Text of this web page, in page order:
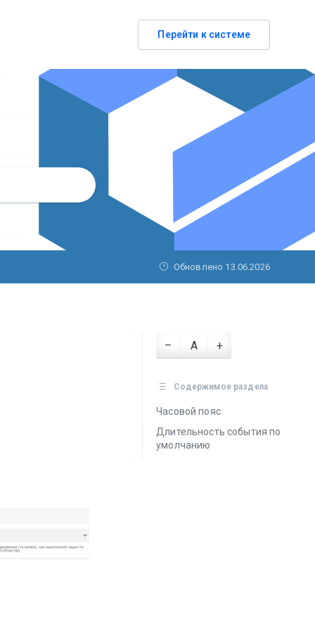
Перейти к системе
Обновлено 13.06.2026
– A +
Содержимое раздела
Часовой пояс
Длительность события по
умолчанию